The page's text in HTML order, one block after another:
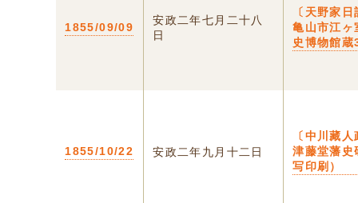
1855/09/09
安政二年七月二十八
日
〔天野家
亀山市江ヶ
史博物館
1855/10/22 安政二年九月十二日
〔中川藏
津藤堂藩史
写印刷）